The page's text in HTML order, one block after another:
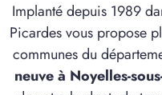
Implanté depuis 1989
Picardes vous propose
communes du
neuve à Noyelles-